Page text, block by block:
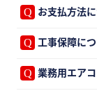
お支払方法
工事保障に
業務用エア